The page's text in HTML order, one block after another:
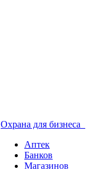
Охрана для бизнеса
Аптек
Банков
Магазинов